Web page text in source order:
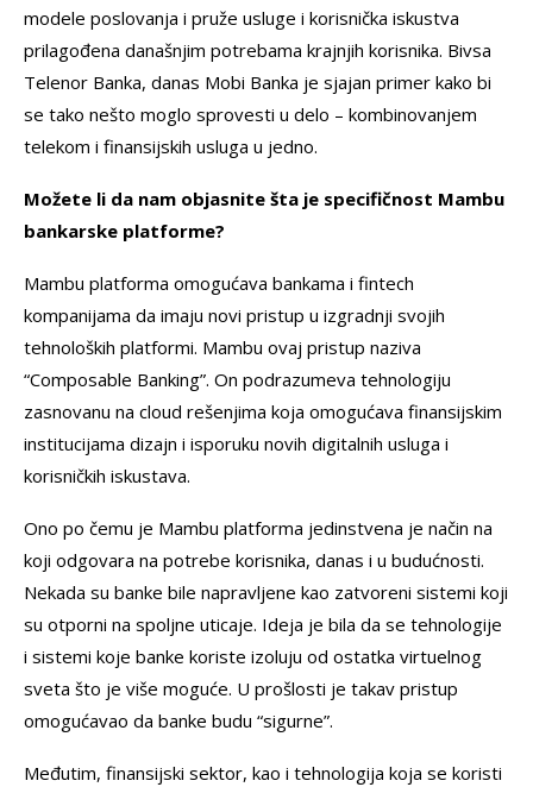
modele poslovanja i pruže usluge i korisnička iskustva
prilagođena današnjim potrebama krajnjih korisnika. Bivsa
Telenor Banka, danas Mobi Banka je sjajan primer kako bi
se tako nešto moglo sprovesti u delo – kombinovanjem
telekom i finansijskih usluga u jedno.
Možete li da nam objasnite šta je specifičnost Mambu
bankarske platforme?
Mambu platforma omogućava bankama i fintech
kompanijama da imaju novi pristup u izgradnji svojih
tehnoloških platformi. Mambu ovaj pristup naziva
“Composable Banking”. On podrazumeva tehnologiju
zasnovanu na cloud rešenjima koja omogućava finansijskim
institucijama dizajn i isporuku novih digitalnih usluga i
korisničkih iskustava.
Ono po čemu je Mambu platforma jedinstvena je način na
koji odgovara na potrebe korisnika, danas i u budućnosti.
Nekada su banke bile napravljene kao zatvoreni sistemi koji
su otporni na spoljne uticaje. Ideja je bila da se tehnologije
i sistemi koje banke koriste izoluju od ostatka virtuelnog
sveta što je više moguće. U prošlosti je takav pristup
omogućavao da banke budu “sigurne”.
Međutim, finansijski sektor, kao i tehnologija koja se koristi